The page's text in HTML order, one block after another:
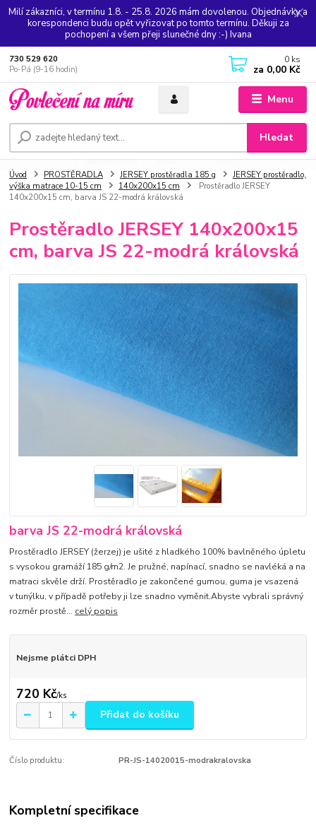
Milí zákazníci, v termínu 1.8. - 25.8. 2026 mám dovolenou. Objednávky a
korespondenci budu opět vyřizovat po tomto termínu. Děkuji za
pochopení a všem přeji slunečné dny :-) Ivana
Menu
Hledat
730 529 620
Po-Pá (9-16 hodin)
0 ks
za 0,00 Kč
Úvod PROSTĚRADLA JERSEY prostěradla 185 g
JERSEY prostěradlo,
výška matrace 10-15 cm
140x200x15 cm
Prostěradlo JERSEY
140x200x15 cm, barva JS 22-modrá královská
Prostěradlo JERSEY 140x200x15
cm, barva JS 22-modrá královská
barva JS 22-modrá královská
Prostěradlo JERSEY (žerzej) je ušité z hladkého 100% bavlněného úpletu
s vysokou gramáží 185 g/m2. Je pružné, napínací, snadno se navléká a na
matraci skvěle drží. Prostěradlo je zakončené gumou, guma je vsazená
v tunýlku, v případě potřeby ji lze snadno vyměnit.Abyste vybrali správný
rozměr prostě... celý popis
Nejsme plátci DPH
720 Kč/ks
Přidat do košíku
Číslo produktu: PR-JS-14020015-modrakralovska
Kompletní specifikace